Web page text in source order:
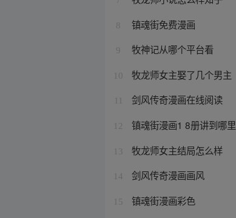
8 镇魂街免费漫画
9 牧神记从哪个平台看
10 牧龙师女主娶了几个男主
剑风传奇漫画在线阅读
12 镇魂街漫画1 8册讲到哪里
13 牧龙师女主结局怎么样
14 剑风传奇漫画画风
15 镇魂街漫画彩色